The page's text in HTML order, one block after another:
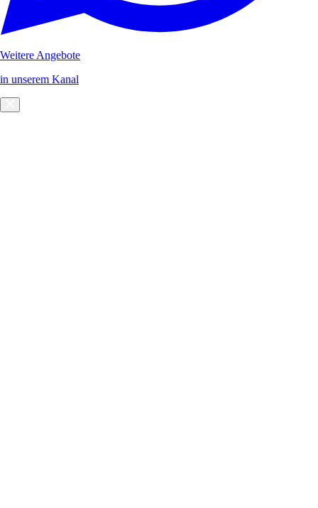
Weitere Angebote
in unserem Kanal